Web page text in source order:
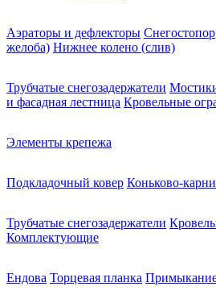
Аэраторы и дефлекторы Снегостопор
желоба) Нижнее колено (слив)
Трубчатые снегозадержатели
и фасадная лестница Кровельные
Элементы крепежа
Подкладочный ковер Коньково-
Трубчатые снегозадержатели
Комплектующие
Ендова Торцевая планка